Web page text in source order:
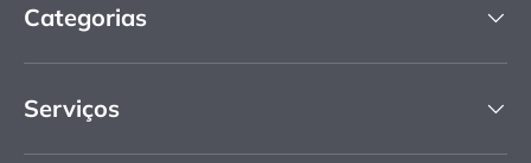
Categorias
Serviços